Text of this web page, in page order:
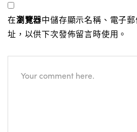
在瀏覽器中儲存顯示名稱、電子
址，以供下次發佈留言時使用。